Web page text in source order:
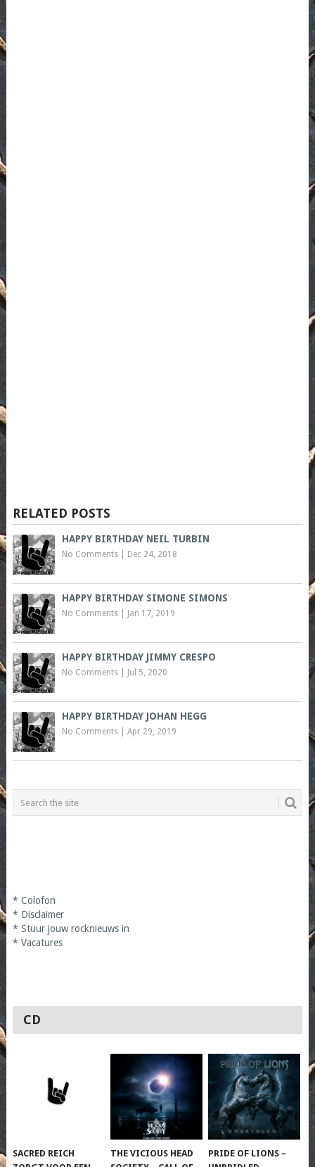
RELATED POSTS
HAPPY BIRTHDAY NEIL TURBIN
No Comments| Dec 24, 2018
HAPPY BIRTHDAY SIMONE SIMONS
No Comments| Jan 17, 2019
HAPPY BIRTHDAY JIMMY CRESPO
No Comments| Jul 5, 2020
HAPPY BIRTHDAY JOHAN HEGG
No Comments| Apr 29, 2019
* Colofon
* Disclaimer
* Stuur jouw rocknieuws in
* Vacatures
CD
SACRED REICH
THE VICIOUS HEAD
PRIDE OF LIONS –